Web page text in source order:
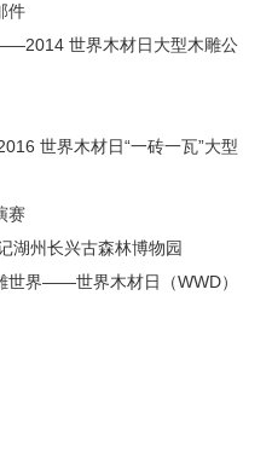
件
世界木材日大型木雕公
世界木材日“一砖一瓦”大型
赛
州长兴古森林博物园
界——世界木材日（WWD）